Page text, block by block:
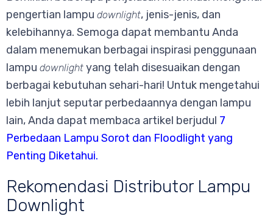
pengertian lampu downlight, jenis-jenis, dan
kelebihannya. Semoga dapat membantu Anda
dalam menemukan berbagai inspirasi penggunaan
lampu downlight yang telah disesuaikan dengan
berbagai kebutuhan sehari-hari! Untuk mengetahui
lebih lanjut seputar perbedaannya dengan lampu
lain, Anda dapat membaca artikel berjudul 7
Perbedaan Lampu Sorot dan Floodlight yang
Penting Diketahui.
Rekomendasi Distributor Lampu
Downlight